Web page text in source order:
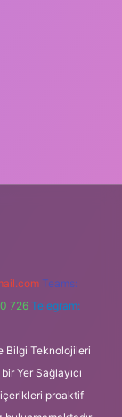
Teams:
726 Telegram:
Bilgi Teknolojileri
Yer Sağlayıcı
proaktif